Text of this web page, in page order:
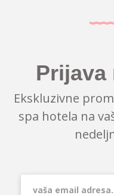
Prijava
Ekskluzivne
spa hotela na